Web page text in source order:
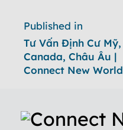
Published in
Tư Vấn Định Cư Mỹ,
Canada, Châu Âu |
Connect New World